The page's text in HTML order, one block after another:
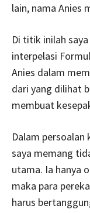
lain, nama Anies
Di titik inilah
interpelasi
Anies dalam
dari yang dilihat
membuat
Dalam persoalan
saya memang
utama. Ia hanya
maka para
harus